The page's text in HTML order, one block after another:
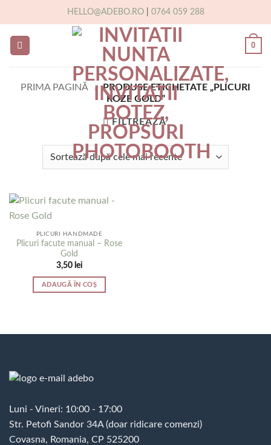
content
HELLO@ADEBO.RO| 0764 059 288
0
PRIMA PAGINĂ / PRODUSE ETICHETATE „PLICURI
ROZE GOLD”
FILTREAZĂ
PLICURI HANDMADE
Plicuri facute manual – Rose
Gold
3,50 lei
ADAUGĂ ÎN COȘ
Luni - Vineri: 10:00 - 17:00
Str. Petofi Sandor 34A (doar ridicare comenzi)
Covasna, Romania, CP 525200